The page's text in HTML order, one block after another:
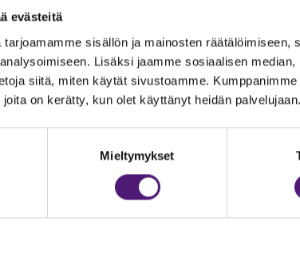
evästeitä
tarjoamamme sisällön ja mainosten räätälöimiseen,
Lisäksi jaamme sosiaalisen
siitä, miten käytät sivustoamme.
on kerätty, kun olet käyttänyt heidän palvelujaan.
Mieltymykset
MAJOITUS
020 755 9975
majoitus@sappee.fi
Anna